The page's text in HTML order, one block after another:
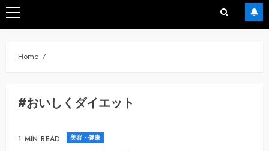
Primary
Menu
Home
#おいしくダイエット
1 MIN READ 美容・健康